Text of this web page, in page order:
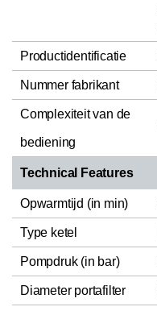
Productidentificatie
Nummer fabrikant
Complexiteit van de
bediening
Technical Features
Opwarmtijd (in min)
Type ketel
Pompdruk (in bar)
Diameter portafilter